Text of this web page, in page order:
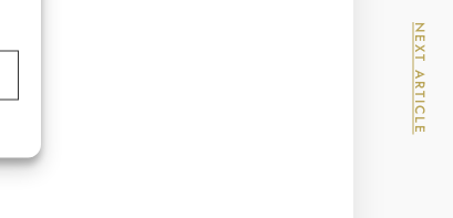
NEXT ARTICLE